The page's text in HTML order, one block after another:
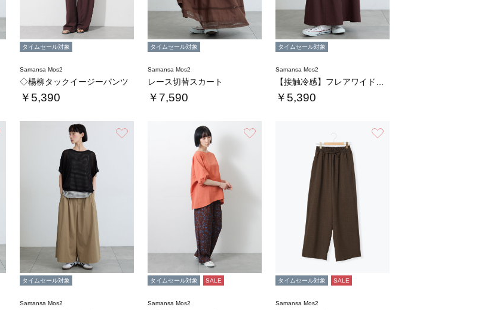
タイムセール対象
Samansa Mos2
◇楊柳タックイージーパンツ
￥5,390
タイムセール対象
Samansa Mos2
レース切替スカート
￥7,590
タイムセール対象
Samansa Mos2
￥5,390
タイムセール対象
Samansa Mos2
タイムセール対象 SALE
Samansa Mos2
タイムセール対象 SALE
Samansa Mos2